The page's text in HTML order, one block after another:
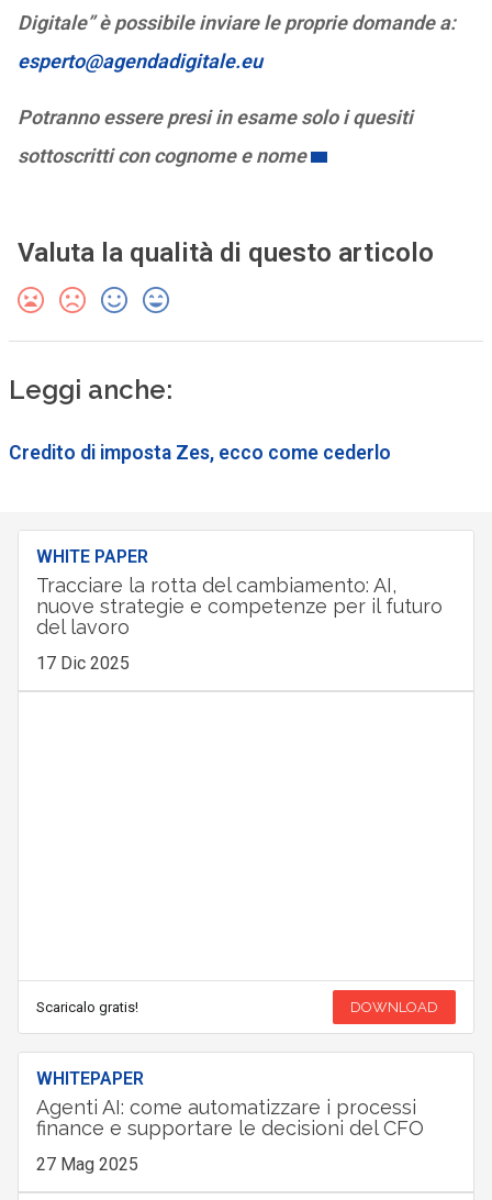
Digitale” è possibile inviare le proprie domande a:
esperto@agendadigitale.eu
Potranno essere presi in esame solo i quesiti
sottoscritti con cognome e nome
Valuta la qualità di questo articolo
Leggi anche:
Credito di imposta Zes, ecco come cederlo
WHITE PAPER
Tracciare la rotta del cambiamento: AI,
nuove strategie e competenze per il futuro
del lavoro
17 Dic 2025
Scaricalo gratis! DOWNLOAD
WHITEPAPER
Agenti AI: come automatizzare i processi
finance e supportare le decisioni del CFO
27 Mag 2025